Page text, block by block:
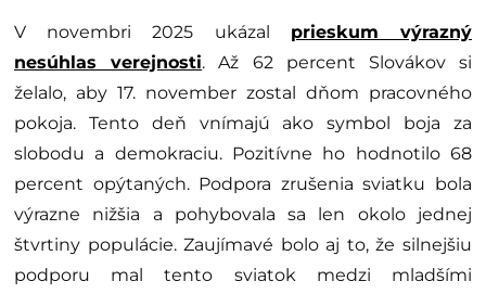
V novembri 2025 ukázal prieskum výrazný
nesúhlas verejnosti. Až 62 percent Slovákov si
želalo, aby 17. november zostal dňom pracovného
pokoja. Tento deň vnímajú ako symbol boja za
slobodu a demokraciu. Pozitívne ho hodnotilo 68
percent opýtaných. Podpora zrušenia sviatku bola
výrazne nižšia a pohybovala sa len okolo jednej
štvrtiny populácie. Zaujímavé bolo aj to, že silnejšiu
podporu mal tento sviatok medzi mladšími